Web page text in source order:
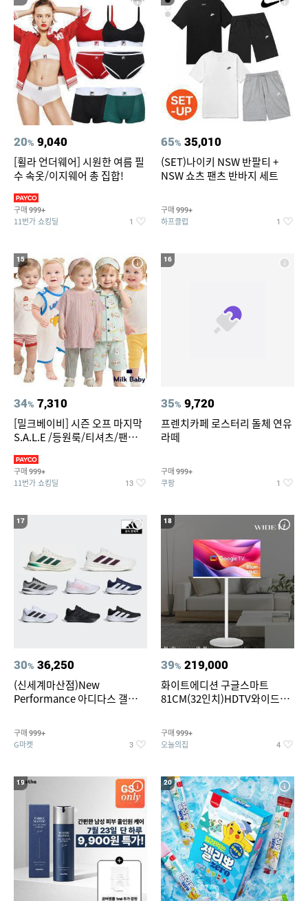
20% 9,040
[휠라 언더웨어] 시원한 여름 필
수 속옷/이지웨어 총 집합!
구매 999+
11번가 쇼킹딜 1
65% 35,010
(SET)나이키 NSW 반팔티 +
NSW 쇼츠 팬츠 반바지 세트
구매 999+
하프클럽 1
15
34% 7,310
[밀크베이비] 시즌 오프 마지막
S.A.L.E /등원룩/티셔츠/팬츠/
구매 999+
11번가 쇼킹딜 13
16
35% 9,720
프렌치카페 로스터리 돌체 연유
라떼
구매 999+
쿠팡 1
17
30% 36,250
(신세계마산점)New
Performance 아디다스 갤럭시
구매 999+
G마켓 3
18
39% 219,000
화이트에디션 구글스마트
81CM(32인치)HDTV와이드무
구매 999+
오늘의집 4
19 20